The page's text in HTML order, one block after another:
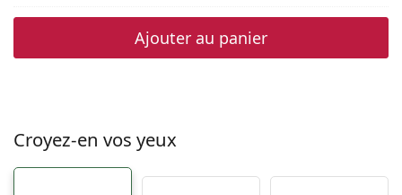
Ajouter au panier
Croyez-en vos yeux